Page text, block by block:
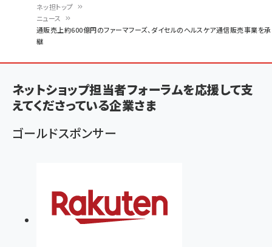
く
ず
ネッ担トップ
ニュース
通販売上約600億円のファーマフーズ、ダイセルのヘルスケア通信販売事業を承
継
ネットショップ担当者フォーラムを応援して支
えてくださっている企業さま
ゴールドスポンサー